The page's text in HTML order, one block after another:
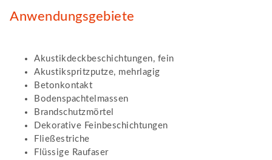
Anwendungsgebiete
Akustikdeckbeschichtungen, fein
Akustikspritzputze, mehrlagig
Betonkontakt
Bodenspachtelmassen
Brandschutzmörtel
Dekorative Feinbeschichtungen
Fließestriche
Flüssige Raufaser